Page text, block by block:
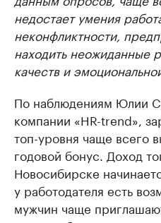
недостает умения
неконфликтности,
находить неожиданные
качеств и
По наблюдениям Юлии
компании «HR-trend»,
топ-уровня чаще всего
годовой бонус. Доход
Новосибирске
у работодателя есть
мужчин чаще